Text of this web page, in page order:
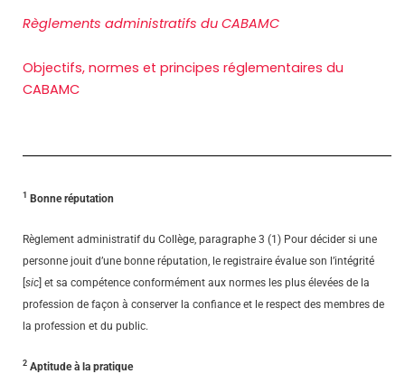
Règlements administratifs du CABAMC
Objectifs, normes et principes réglementaires du
CABAMC
1 Bonne réputation
Règlement administratif du Collège, paragraphe 3 (1) Pour décider si une
personne jouit d’une bonne réputation, le registraire évalue son l’intégrité
sic ] et sa compétence conformément aux normes les plus élevées de la
profession de façon à conserver la confiance et le respect des membres de
la profession et du public.
2 Aptitude à la pratique